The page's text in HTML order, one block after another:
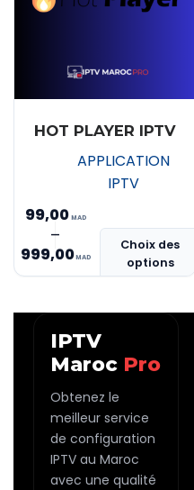
HOT PLAYER IPTV
APPLICATION
IPTV
99,00
–
999,00
Plage
de
à
MAD 999,00
Choix des
options
produit
a
options
peuvent
choisies
IPTV
Maroc Pro
Obtenez le
meilleur service
de configuration
IPTV au Maroc
avec une qualité